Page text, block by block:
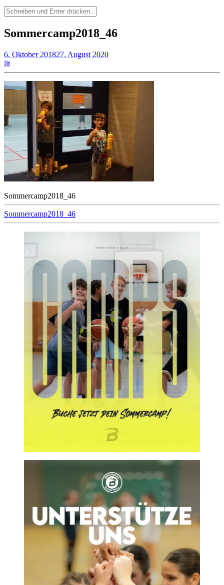
Suchen
nach:
Sommercamp2018_46
6. Oktober 201827. August 2020
llt
Sommercamp2018_46
Beitragsnavigation
Sommercamp2018_46